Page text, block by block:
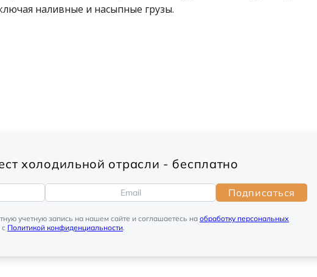
наливные и насыпные грузы.
холодильной отрасли - бесплатно
Подписаться
учетную запись на нашем сайте и соглашаетесь на обработку персональных
с Политикой конфиденциальности.